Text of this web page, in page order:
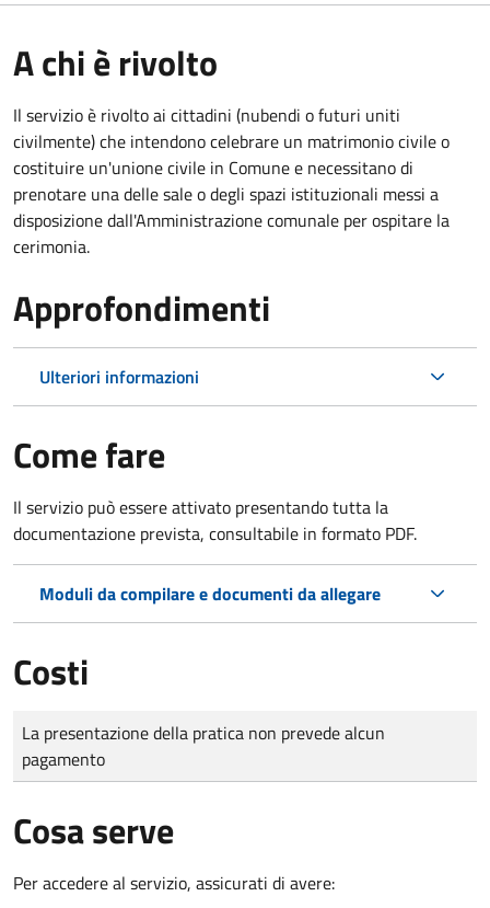
A chi è rivolto
Il servizio è rivolto ai cittadini (nubendi o futuri uniti
civilmente) che intendono celebrare un matrimonio civile o
costituire un'unione civile in Comune e necessitano di
prenotare una delle sale o degli spazi istituzionali messi a
disposizione dall'Amministrazione comunale per ospitare la
cerimonia.
Approfondimenti
Ulteriori informazioni
Come fare
Il servizio può essere attivato presentando tutta la
documentazione prevista, consultabile in formato PDF.
Moduli da compilare e documenti da allegare
Costi
Tipo di pagamento
Importo
La presentazione della pratica non prevede alcun
pagamento
Cosa serve
Per accedere al servizio, assicurati di avere: